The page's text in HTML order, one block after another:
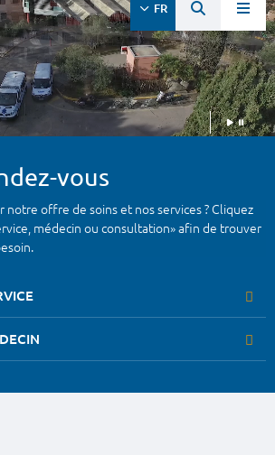
FR
vous
notre offre de soins et nos services ? Cliquez
médecin ou consultation» afin de trouver